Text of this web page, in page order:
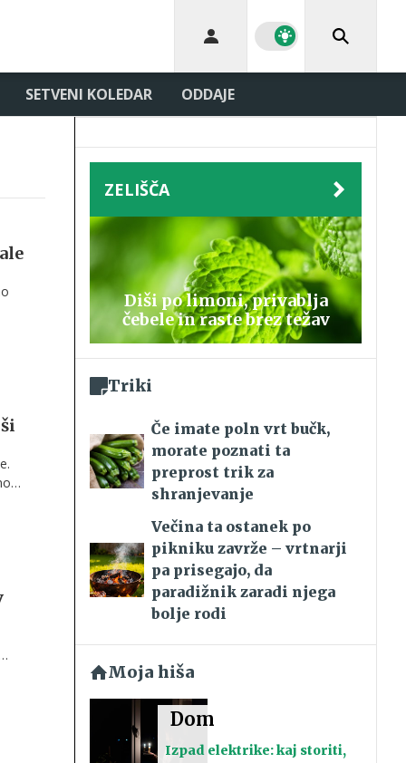
SETVENI KOLEDAR ODDAJE
ZELIŠČA
Diši po limoni, privablja
čebele in raste brez težav
Triki
Če imate poln vrt bučk,
morate poznati ta
preprost trik za
shranjevanje
Večina ta ostanek po
pikniku zavrže – vrtnarji
pa prisegajo, da
paradižnik zaradi njega
bolje rodi
Moja hiša
Dom
Izpad elektrike: kaj storiti,